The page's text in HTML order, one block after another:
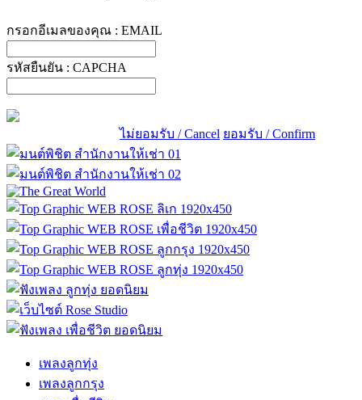
กรอกอีเมลของคุณ : EMAIL
รหัสยืนยัน : CAPCHA
ไม่ยอมรับ / Cancel ยอมรับ / Confirm
เพลงลูกทุ่ง
เพลงลูกกรุง